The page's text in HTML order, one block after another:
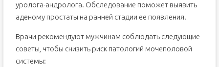
уролога-андролога. Обследование поможет выявить
аденому простаты на ранней стадии ее появления.
Врачи рекомендуют мужчинам соблюдать следующие
советы, чтобы снизить риск патологий мочеполовой
системы: